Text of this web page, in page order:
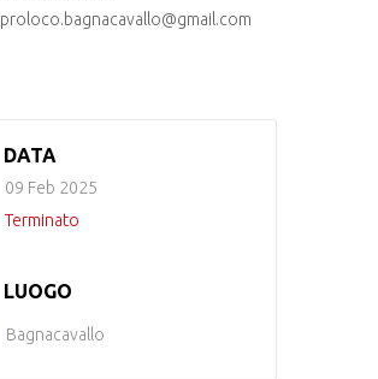
proloco.bagnacavallo@gmail.com
DATA
09 Feb 2025
Terminato
LUOGO
Bagnacavallo